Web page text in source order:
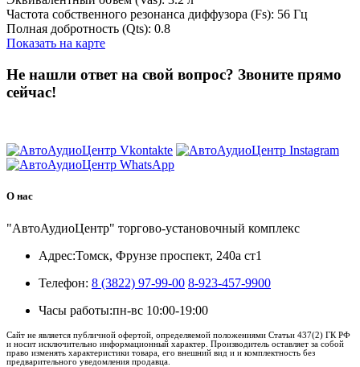
Частота собственного резонанса диффузора (Fs): 56 Гц
Полная добротность (Qts): 0.8
Показать на карте
Не нашли ответ на свой вопрос? Звоните прямо
сейчас!
О нас
"АвтоАудиоЦентр" торгово-установочный комплекс
Адрес:Томск, Фрунзе проспект, 240а ст1
Телефон: 8 (3822) 97-99-00 8-923-457-9900
Часы работы:пн-вс 10:00-19:00
Сайт не является публичной офертой, определяемой положениями Статьи 437(2) ГК РФ
и носит исключительно информационный характер. Производитель оставляет за собой
право изменять характеристики товара, его внешний вид и и комплектность без
предварительного уведомления продавца.